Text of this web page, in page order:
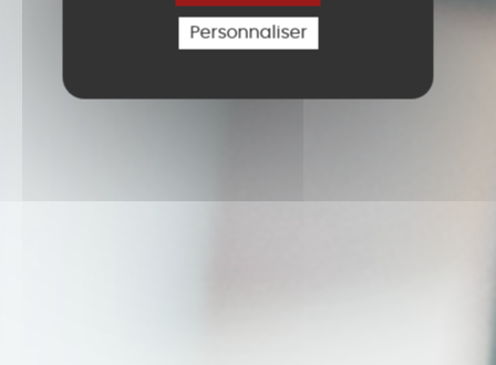
Personnaliser